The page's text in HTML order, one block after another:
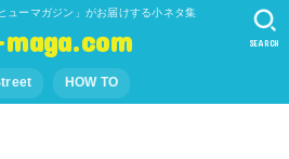
ューマガジン」がお届けする小ネタ集
HOW TO
SEARCH